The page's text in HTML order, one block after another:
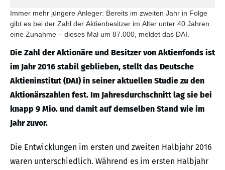
Immer mehr jüngere Anleger: Bereits im zweiten Jahr in Folge
gibt es bei der Zahl der Aktienbesitzer im Alter unter 40 Jahren
eine Zunahme – dieses Mal um 87.000, meldet das DAI.
Die Zahl der Aktionäre und Besitzer von Aktienfonds ist
im Jahr 2016 stabil geblieben, stellt das Deutsche
Aktieninstitut (DAI) in seiner aktuellen Studie zu den
Aktionärszahlen fest. Im Jahresdurchschnitt lag sie bei
knapp 9 Mio. und damit auf demselben Stand wie im
Jahr zuvor.
Die Entwicklungen im ersten und zweiten Halbjahr 2016
waren unterschiedlich. Während es im ersten Halbjahr